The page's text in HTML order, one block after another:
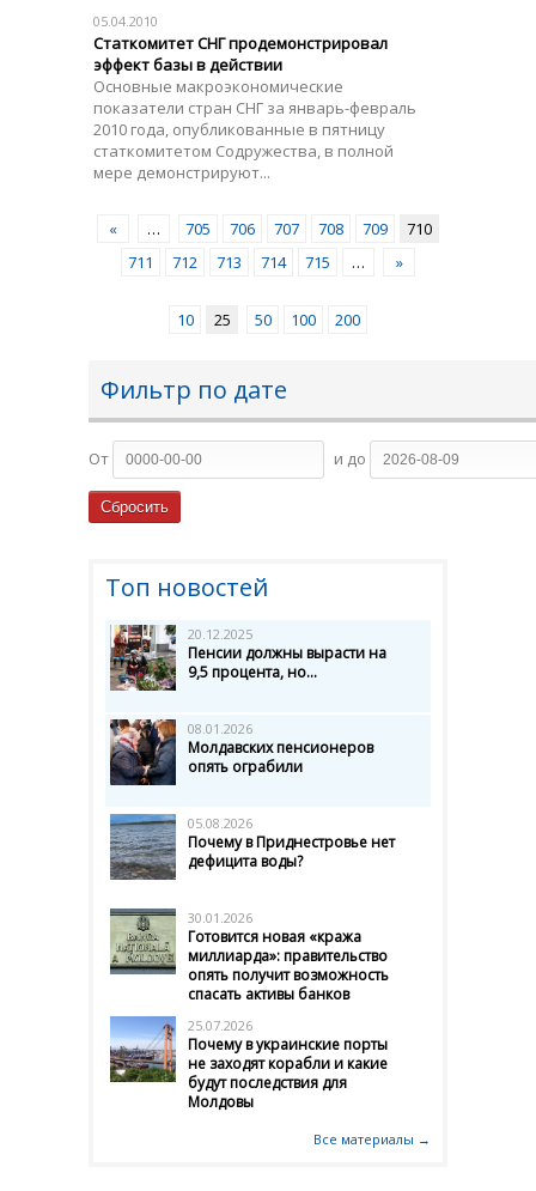
05.04.2010
Статкомитет СНГ продемонстрировал
эффект базы в действии
Основные макроэкономические
показатели стран СНГ за январь-февраль
2010 года, опубликованные в пятницу
статкомитетом Содружества, в полной
мере демонстрируют...
« … 705 706 707 708 709
710
711
712 713 714 715 … »
10 25 50 100 200
Фильтр по дате
От и до
Топ новостей
20.12.2025
Пенсии должны вырасти на
9,5 процента, но...
08.01.2026
Молдавских пенсионеров
опять ограбили
05.08.2026
Почему в Приднестровье нет
дефицита воды?
30.01.2026
Готовится новая «кража
миллиарда»: правительство
опять получит возможность
спасать активы банков
25.07.2026
Почему в украинские порты
не заходят корабли и какие
будут последствия для
Молдовы
Все материалы →